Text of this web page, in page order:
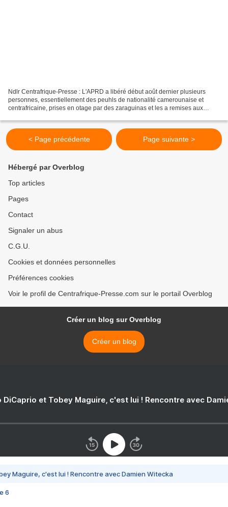
Ndlr Centrafrique-Presse : L'APRD a libéré début août dernier plusieurs
personnes, essentiellement des peuhls de nationalité camerounaise et
centrafricaine, prises en otage par des zaraguinas et les a remises aux
< Page précédente Page suivante >
Hébergé par Overblog
Top articles
Pages
Contact
Signaler un abus
C.G.U.
Cookies et données personnelles
Préférences cookies
Voir le profil de Centrafrique-Presse.com sur le portail Overblog
Créer un blog sur Overblog
Créer un blog
DiCaprio et Tobey Maguire, c'est lui ! Rencontre avec
Maguire, c'est lui ! Rencontre avec Damien Witecka
6